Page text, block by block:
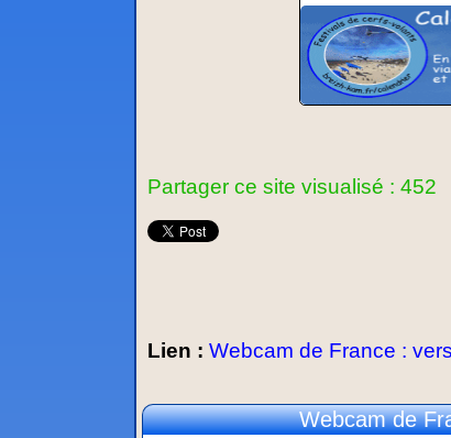
Partager ce site visualisé : 452
Lien : Webcam de France :
Webcam de